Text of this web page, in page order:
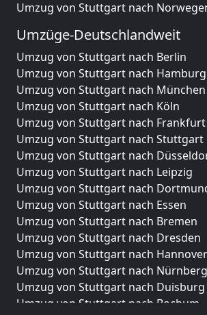
Umzug von Stuttgart nach
Umzüge-Deutschlandweit
Umzug von Stuttgart nach Berlin
Umzug von Stuttgart nach Hamburg
Umzug von Stuttgart nach München
Umzug von Stuttgart nach Köln
Umzug von Stuttgart nach
Umzug von Stuttgart nach Stuttgart
Umzug von Stuttgart nach
Umzug von Stuttgart nach Leipzig
Umzug von Stuttgart nach
Umzug von Stuttgart nach Essen
Umzug von Stuttgart nach Bremen
Umzug von Stuttgart nach Dresden
Umzug von Stuttgart nach Hannover
Umzug von Stuttgart nach Nürnberg
Umzug von Stuttgart nach Duisburg
Umzug von Stuttgart nach Bochum